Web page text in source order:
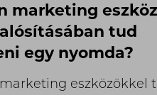
marketing
tud
egy nyomda?
eszközökkel